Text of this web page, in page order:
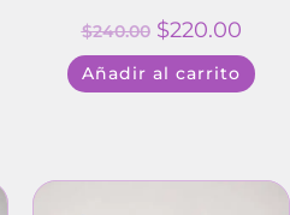
$240.00 $220.00
Añadir al carrito